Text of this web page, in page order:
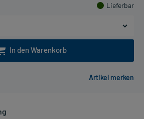
Lieferbar
In den Warenkorb